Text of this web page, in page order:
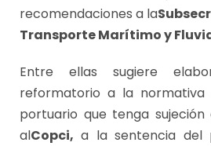
recomendaciones a la
Transporte Marítimo y
Entre ellas sugiere
reformatorio a la
portuario que tenga sujeción
alCopci, a la sentencia del